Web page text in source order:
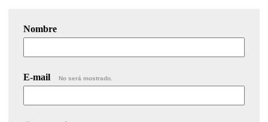
Nombre
E-mail No será mostrado.